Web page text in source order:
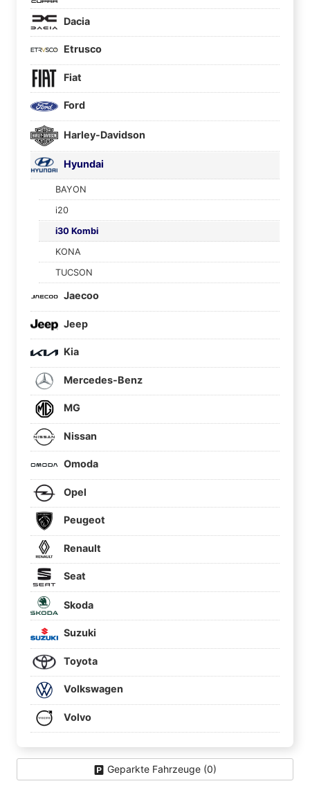
Dacia
Etrusco
Fiat
Ford
Harley-Davidson
Hyundai
BAYON
i20
i30 Kombi
KONA
TUCSON
Jaecoo
Jeep
Kia
Mercedes-Benz
MG
Nissan
Omoda
Opel
Peugeot
Renault
Seat
Skoda
Suzuki
Toyota
Volkswagen
Volvo
Geparkte Fahrzeuge (0)